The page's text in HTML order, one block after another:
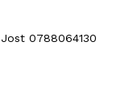
0788064130